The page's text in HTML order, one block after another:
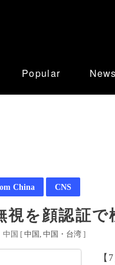
Popular News
China CNS
視を顔認証
中国 [ 中国 中国・台湾 ]
【